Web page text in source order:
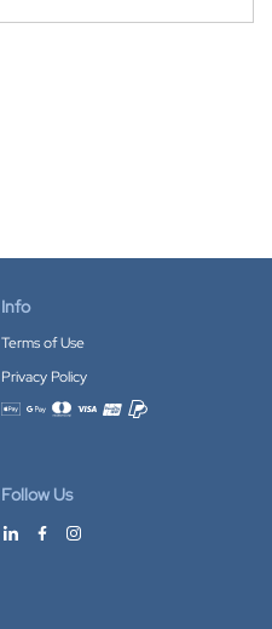
Info
Terms of Use
Privacy Policy
Accepted payment methods
Follow Us